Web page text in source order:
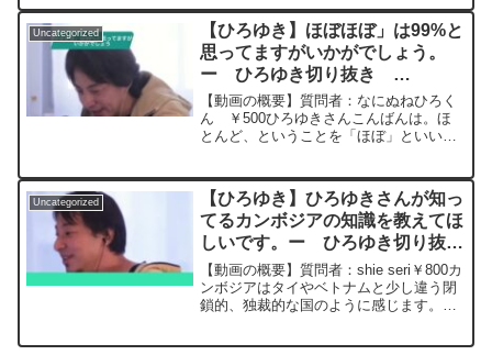
サイトから検索してみてください。
https://hiroyuki-ziten.com/できるだけ、
多くの質問を今後も編集し、アップロー
ドしていきますので、使いやすいと感じ
て頂けたら、いいね！やチャンネル登録
をよろしくお願いします。
ンを呑みながら 2023/10/25 W23
ひろゆきさ...
Uncategorized
【ひろゆき】ほぼほぼ」は99%と
思ってますがいかがでしょう。
ー ひろゆき切り抜き
20250408
【動画の概要】質問者：なにぬねひろく
ん ￥500ひろゆきさんこんばんは。ほ
とんど、ということを「ほぼ」といいま
90%、つまり0.9で、小数第一位。そのと
なりにもう一回、ほぼ...
Uncategorized
【ひろゆき】ひろゆきさんが知っ
てるカンボジアの知識を教えてほ
しいです。ー ひろゆき切り抜
き 20230728
【動画の概要】質問者：shie seri￥800カ
ンボジアはタイやベトナムと少し違う閉
鎖的、独裁的な国のように感じます。カ